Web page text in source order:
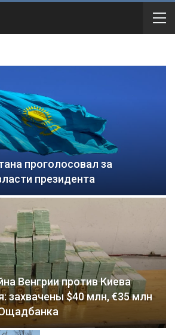
проголосовал за
президента
Венгрии против Киева
захвачены $40 млн, €35 млн